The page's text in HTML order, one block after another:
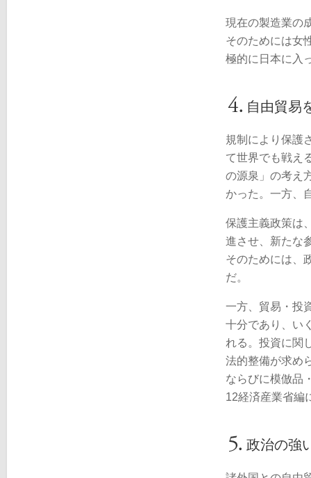
現在の製造業の
そのためには女
極的に日本に入
自由貿易
規制により保護
て世界でも戦え
の源泉」の考え
かった。一方、
保護主義政策は
進させ、新たな
そのためには、
だ。
一方、貿易・投
十分であり、い
れる。投資に関
法的整備が求め
ならびに模倣品
12経済産業省編
政治の強